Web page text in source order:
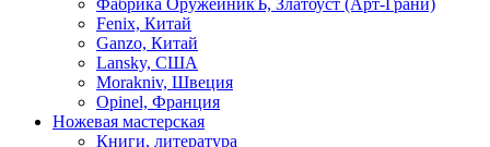
Фабрика ОружейникЪ, Златоуст (Арт-Грани)
Fenix, Китай
Ganzo, Китай
Lansky, США
Morakniv, Швеция
Opinel, Франция
Ножевая мастерская
Книги, литература